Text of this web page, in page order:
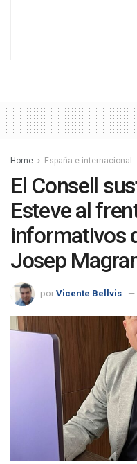
Home España e internacional
El Consell
Esteve al
informativos
Josep
por Vicente Bellvis